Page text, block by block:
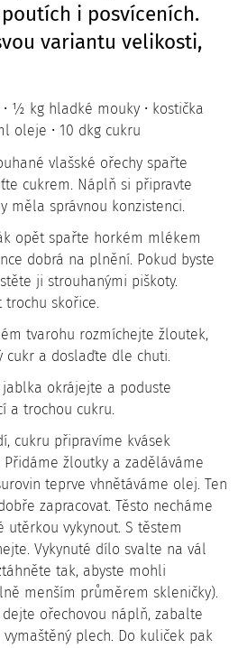
i posvíceních.
variantu velikosti,
½ kg hladké mouky • kostička
oleje • 10 dkg cukru
vlašské ořechy spařte
cukrem. Náplň si připravte
měla správnou konzistenci.
opět spařte horkém mlékem
dobrá na plnění. Pokud byste
ji strouhanými piškoty.
skořice.
tvarohu rozmíchejte žloutek,
cukr a doslaďte dle chuti.
okrájejte a poduste
a trochou cukru.
cukru připravíme kvásek
žloutky a zaděláváme
teprve vhnětáváme olej. Ten
zapracovat. Těsto necháme
vykynout. S těstem
Vykynuté dílo svalte na vál
tak, abyste mohli
menším průměrem skleničky).
ořechovou náplň, zabalte
plech. Do kuliček pak